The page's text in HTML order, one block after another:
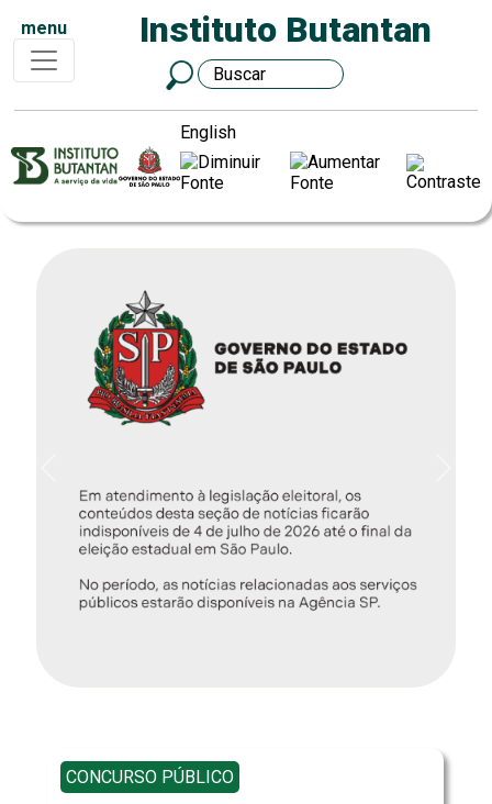
menu Instituto Butantan
English
CONCURSO PÚBLICO